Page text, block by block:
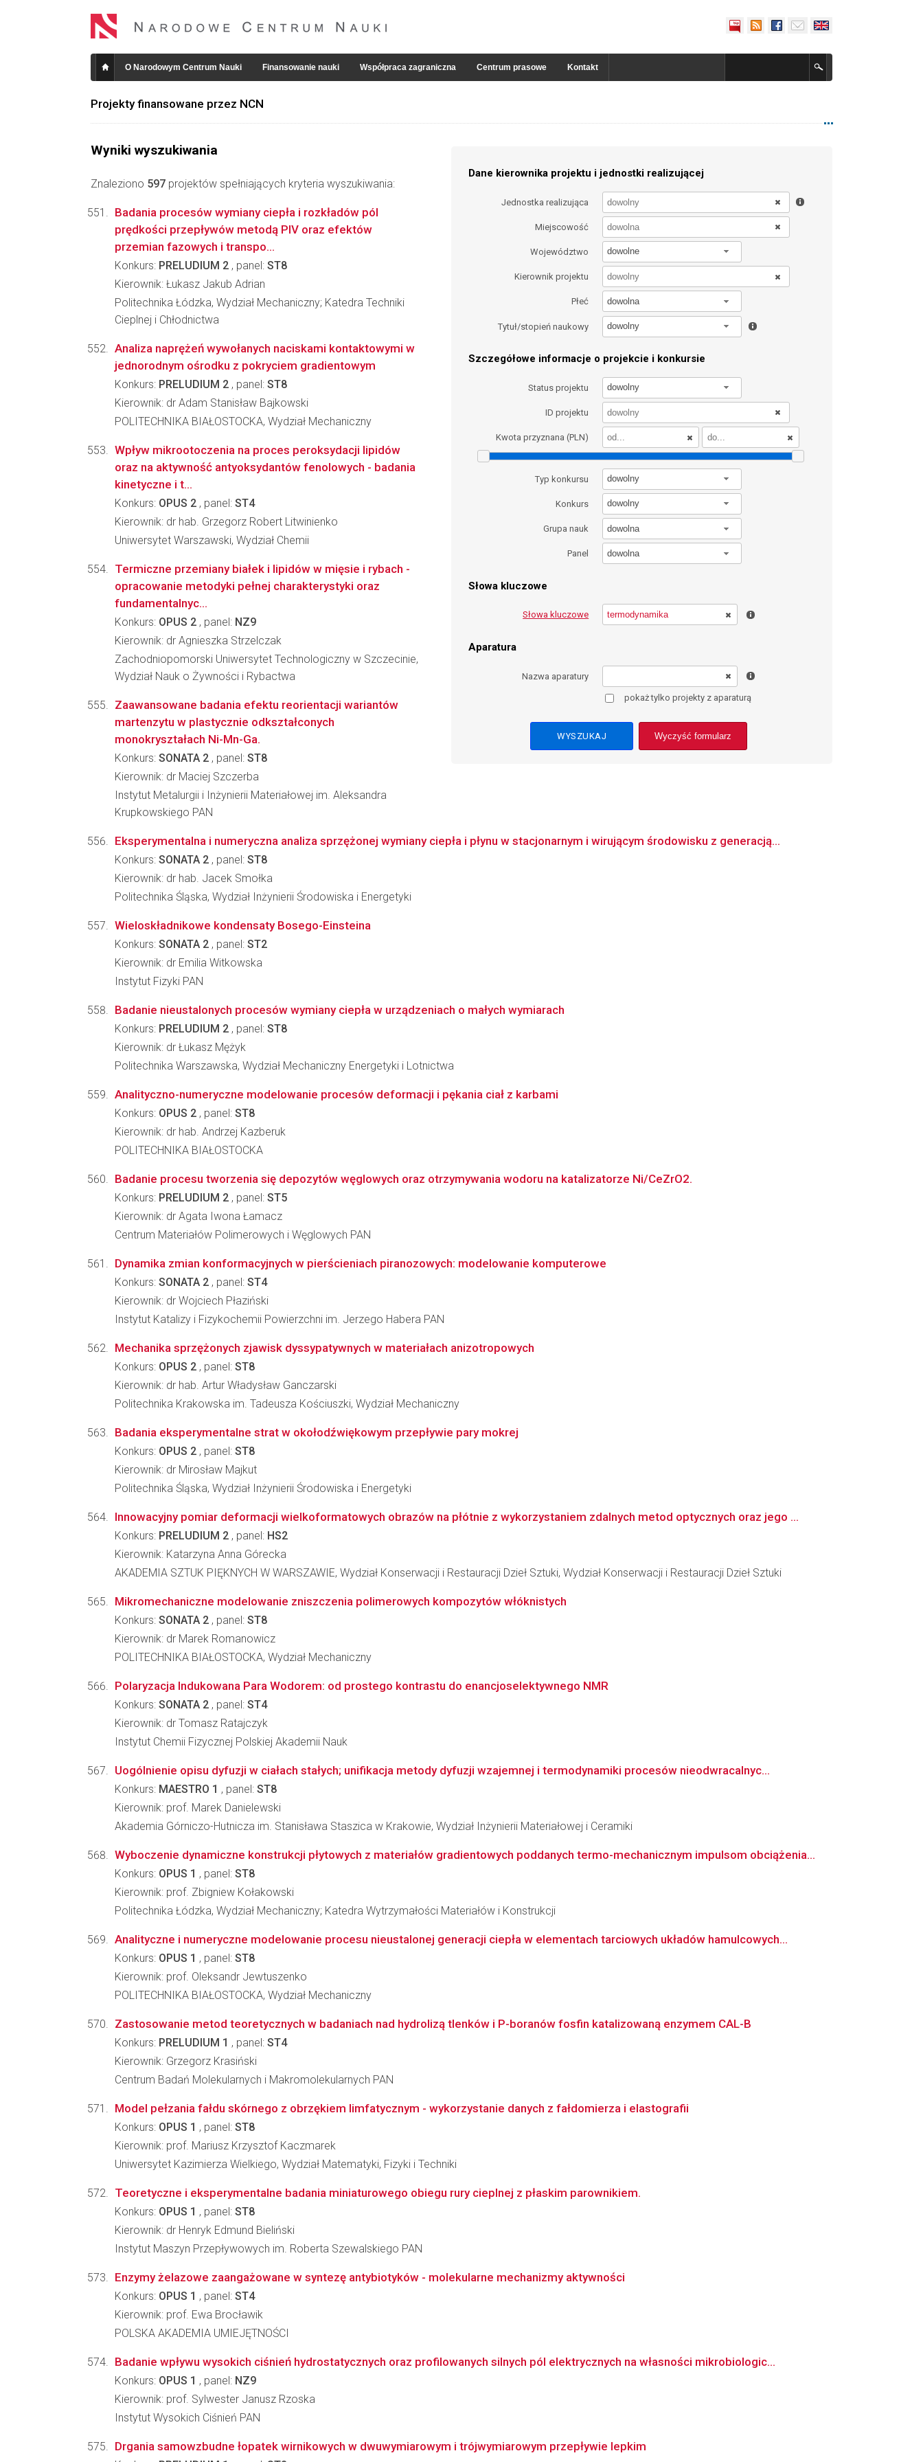
O Narodowym Centrum Nauki Finansowanie nauki Współpraca zagraniczna Centrum prasowe Kontakt
Projekty finansowane przez NCN
Wyniki wyszukiwania
Znaleziono 597 projektów spełniających kryteria wyszukiwania:
Dane kierownika projektu i jednostki realizującej
Jednostka realizująca
Miejscowość
Województwo dowolne
Kierownik projektu
Płeć dowolna
Tytuł/stopień naukowy dowolny
Szczegółowe informacje o projekcie i konkursie
Status projektu dowolny
ID projektu
Kwota przyznana (PLN)
Typ konkursu dowolny
Konkurs dowolny
Grupa nauk dowolna
Panel dowolna
Słowa kluczowe
Słowa kluczowe
Aparatura
Nazwa aparatury
pokaż tylko projekty z aparaturą
Wyczyść formularz
Badania procesów wymiany ciepła i rozkładów pól
prędkości przepływów metodą PIV oraz efektów
przemian fazowych i transpo...
Konkurs: PRELUDIUM 2 , panel: ST8
Kierownik: Łukasz Jakub Adrian
Politechnika Łódzka, Wydział Mechaniczny; Katedra Techniki
Cieplnej i Chłodnictwa
Analiza naprężeń wywołanych naciskami kontaktowymi w
jednorodnym ośrodku z pokryciem gradientowym
Konkurs: PRELUDIUM 2 , panel: ST8
Kierownik: dr Adam Stanisław Bajkowski
POLITECHNIKA BIAŁOSTOCKA, Wydział Mechaniczny
Wpływ mikrootoczenia na proces peroksydacji lipidów
oraz na aktywność antyoksydantów fenolowych - badania
kinetyczne i t...
Konkurs: OPUS 2 , panel: ST4
Kierownik: dr hab. Grzegorz Robert Litwinienko
Uniwersytet Warszawski, Wydział Chemii
Termiczne przemiany białek i lipidów w mięsie i rybach -
opracowanie metodyki pełnej charakterystyki oraz
fundamentalnyc...
Konkurs: OPUS 2 , panel: NZ9
Kierownik: dr Agnieszka Strzelczak
Zachodniopomorski Uniwersytet Technologiczny w Szczecinie,
Wydział Nauk o Żywności i Rybactwa
Zaawansowane badania efektu reorientacji wariantów
martenzytu w plastycznie odkształconych
monokryształach Ni-Mn-Ga.
Konkurs: SONATA 2 , panel: ST8
Kierownik: dr Maciej Szczerba
Instytut Metalurgii i Inżynierii Materiałowej im. Aleksandra
Krupkowskiego PAN
Eksperymentalna i numeryczna analiza sprzężonej wymiany ciepła i płynu w stacjonarnym i wirującym środowisku z generacją...
Konkurs: SONATA 2 , panel: ST8
Kierownik: dr hab. Jacek Smołka
Politechnika Śląska, Wydział Inżynierii Środowiska i Energetyki
Wieloskładnikowe kondensaty Bosego-Einsteina
Konkurs: SONATA 2 , panel: ST2
Kierownik: dr Emilia Witkowska
Instytut Fizyki PAN
Badanie nieustalonych procesów wymiany ciepła w urządzeniach o małych wymiarach
Konkurs: PRELUDIUM 2 , panel: ST8
Kierownik: dr Łukasz Mężyk
Politechnika Warszawska, Wydział Mechaniczny Energetyki i Lotnictwa
Analityczno-numeryczne modelowanie procesów deformacji i pękania ciał z karbami
Konkurs: OPUS 2 , panel: ST8
Kierownik: dr hab. Andrzej Kazberuk
POLITECHNIKA BIAŁOSTOCKA
Badanie procesu tworzenia się depozytów węglowych oraz otrzymywania wodoru na katalizatorze Ni/CeZrO2.
Konkurs: PRELUDIUM 2 , panel: ST5
Kierownik: dr Agata Iwona Łamacz
Centrum Materiałów Polimerowych i Węglowych PAN
Dynamika zmian konformacyjnych w pierścieniach piranozowych: modelowanie komputerowe
Konkurs: SONATA 2 , panel: ST4
Kierownik: dr Wojciech Płaziński
Instytut Katalizy i Fizykochemii Powierzchni im. Jerzego Habera PAN
Mechanika sprzężonych zjawisk dyssypatywnych w materiałach anizotropowych
Konkurs: OPUS 2 , panel: ST8
Kierownik: dr hab. Artur Władysław Ganczarski
Politechnika Krakowska im. Tadeusza Kościuszki, Wydział Mechaniczny
Badania eksperymentalne strat w okołodźwiękowym przepływie pary mokrej
Konkurs: OPUS 2 , panel: ST8
Kierownik: dr Mirosław Majkut
Politechnika Śląska, Wydział Inżynierii Środowiska i Energetyki
Innowacyjny pomiar deformacji wielkoformatowych obrazów na płótnie z wykorzystaniem zdalnych metod optycznych oraz jego ...
Konkurs: PRELUDIUM 2 , panel: HS2
Kierownik: Katarzyna Anna Górecka
AKADEMIA SZTUK PIĘKNYCH W WARSZAWIE, Wydział Konserwacji i Restauracji Dzieł Sztuki, Wydział Konserwacji i Restauracji Dzieł Sztuki
Mikromechaniczne modelowanie zniszczenia polimerowych kompozytów włóknistych
Konkurs: SONATA 2 , panel: ST8
Kierownik: dr Marek Romanowicz
POLITECHNIKA BIAŁOSTOCKA, Wydział Mechaniczny
Polaryzacja Indukowana Para Wodorem: od prostego kontrastu do enancjoselektywnego NMR
Konkurs: SONATA 2 , panel: ST4
Kierownik: dr Tomasz Ratajczyk
Instytut Chemii Fizycznej Polskiej Akademii Nauk
Uogólnienie opisu dyfuzji w ciałach stałych; unifikacja metody dyfuzji wzajemnej i termodynamiki procesów nieodwracalnyc...
Konkurs: MAESTRO 1 , panel: ST8
Kierownik: prof. Marek Danielewski
Akademia Górniczo-Hutnicza im. Stanisława Staszica w Krakowie, Wydział Inżynierii Materiałowej i Ceramiki
Wyboczenie dynamiczne konstrukcji płytowych z materiałów gradientowych poddanych termo-mechanicznym impulsom obciążenia...
Konkurs: OPUS 1 , panel: ST8
Kierownik: prof. Zbigniew Kołakowski
Politechnika Łódzka, Wydział Mechaniczny; Katedra Wytrzymałości Materiałów i Konstrukcji
Analityczne i numeryczne modelowanie procesu nieustalonej generacji ciepła w elementach tarciowych układów hamulcowych...
Konkurs: OPUS 1 , panel: ST8
Kierownik: prof. Oleksandr Jewtuszenko
POLITECHNIKA BIAŁOSTOCKA, Wydział Mechaniczny
Zastosowanie metod teoretycznych w badaniach nad hydrolizą tlenków i P-boranów fosfin katalizowaną enzymem CAL-B
Konkurs: PRELUDIUM 1 , panel: ST4
Kierownik: Grzegorz Krasiński
Centrum Badań Molekularnych i Makromolekularnych PAN
Model pełzania fałdu skórnego z obrzękiem limfatycznym - wykorzystanie danych z fałdomierza i elastografii
Konkurs: OPUS 1 , panel: ST8
Kierownik: prof. Mariusz Krzysztof Kaczmarek
Uniwersytet Kazimierza Wielkiego, Wydział Matematyki, Fizyki i Techniki
Teoretyczne i eksperymentalne badania miniaturowego obiegu rury cieplnej z płaskim parownikiem.
Konkurs: OPUS 1 , panel: ST8
Kierownik: dr Henryk Edmund Bieliński
Instytut Maszyn Przepływowych im. Roberta Szewalskiego PAN
Enzymy żelazowe zaangażowane w syntezę antybiotyków - molekularne mechanizmy aktywności
Konkurs: OPUS 1 , panel: ST4
Kierownik: prof. Ewa Brocławik
POLSKA AKADEMIA UMIEJĘTNOŚCI
Badanie wpływu wysokich ciśnień hydrostatycznych oraz profilowanych silnych pól elektrycznych na własności mikrobiologic...
Konkurs: OPUS 1 , panel: NZ9
Kierownik: prof. Sylwester Janusz Rzoska
Instytut Wysokich Ciśnień PAN
Drgania samowzbudne łopatek wirnikowych w dwuwymiarowym i trójwymiarowym przepływie lepkim